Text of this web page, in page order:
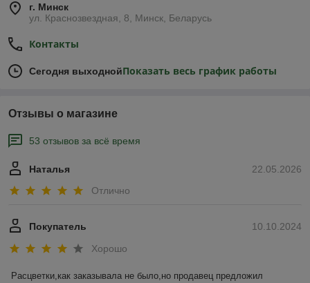
г. Минск
ул. Краснозвездная, 8, Минск, Беларусь
Контакты
Сегодня выходнойПоказать весь график работы
Отзывы о магазине
53 отзывов за всё время
22.05.2026
Наталья
Отлично
10.10.2024
Покупатель
Хорошо
Расцветки,как заказывала не было,но продавец предложил